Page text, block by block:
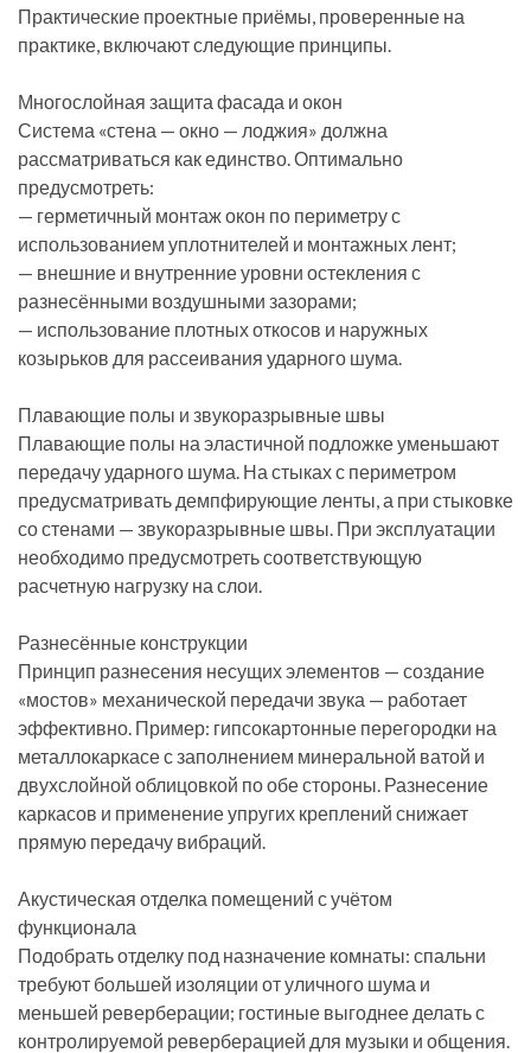
Практические проектные приёмы, проверенные на
практике, включают следующие принципы.
Многослойная защита фасада и окон
Система «стена — окно — лоджия» должна
рассматриваться как единство. Оптимально
предусмотреть:
— герметичный монтаж окон по периметру с
использованием уплотнителей и монтажных лент;
— внешние и внутренние уровни остекления с
разнесёнными воздушными зазорами;
— использование плотных откосов и наружных
козырьков для рассеивания ударного шума.
Плавающие полы и звукоразрывные швы
Плавающие полы на эластичной подложке уменьшают
передачу ударного шума. На стыках с периметром
предусматривать демпфирующие ленты, а при стыковке
со стенами — звукоразрывные швы. При эксплуатации
необходимо предусмотреть соответствующую
расчетную нагрузку на слои.
Разнесённые конструкции
Принцип разнесения несущих элементов — создание
«мостов» механической передачи звука — работает
эффективно. Пример: гипсокартонные перегородки на
металлокаркасе с заполнением минеральной ватой и
двухслойной облицовкой по обе стороны. Разнесение
каркасов и применение упругих креплений снижает
прямую передачу вибраций.
Акустическая отделка помещений с учётом
функционала
Подобрать отделку под назначение комнаты: спальни
требуют большей изоляции от уличного шума и
меньшей реверберации; гостиные выгоднее делать с
контролируемой реверберацией для музыки и общения.